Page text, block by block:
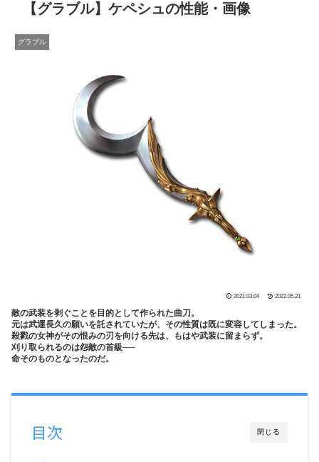
【グラブル】ケペシュの性能・画像
グラブル
2021.03.04 2022.05.21
敵の武装を剥ぐことを目的として作られた曲刀。
元は武運長久の願いを託されていたが、その性質は既に変容してしまった。
殺戮の女神がその恨みの刃を向ける先は、もはや武装に留まらず。
刈り取られるのは怨敵の首級──
命そのものとなったのだ。
閉じる
目次